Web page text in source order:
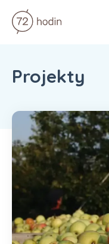
Projekty